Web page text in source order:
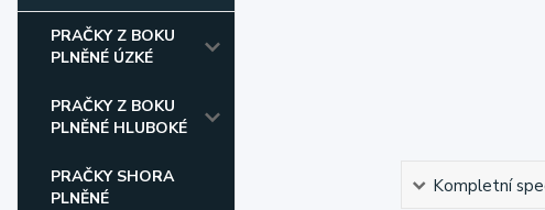
PRAČKY Z BOKU
PLNĚNÉ ÚZKÉ
PRAČKY Z BOKU
PLNĚNÉ HLUBOKÉ
PRAČKY SHORA
PLNĚNÉ
Kompletní